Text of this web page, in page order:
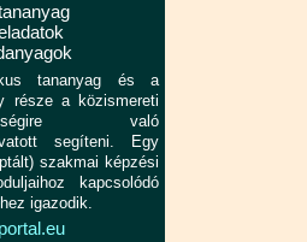
tananyag és a
része a közismereti
való
segíteni. Egy
szakmai képzési
kapcsolódó
igazodik.